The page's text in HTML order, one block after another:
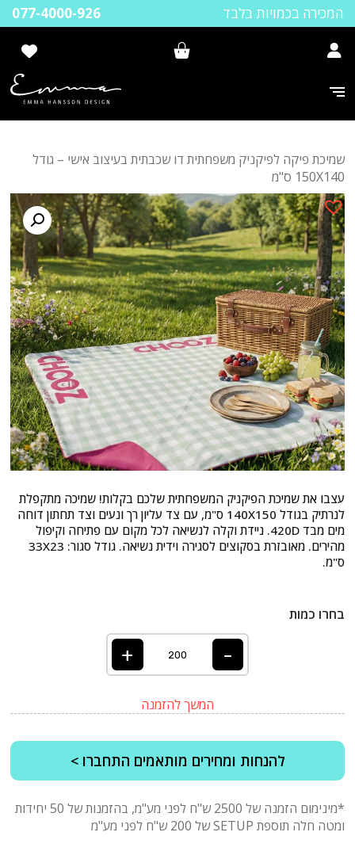
077-4000-926 המכירה בכמויות בלבד
שמיכת פיקה לפיקניק משפחתית דו שכבתית בעיצוב אישי – גודל
150X140 ס"מ
עצבו את שמיכת הפיקניק המשפחתית שלכם בקלות! שמיכה מתקפלת
לנרתיק בגודל 140X150 ס"מ, עם צד עליון רך ונעים וצד תחתון דוחה
מים מבד 420D. ניידת וקלה לנשיאה לכל מקום עם פתיחה וקיפול
מהירים. מאובזרת בסקוצים לסגירה וידית נשיאה. גודל סגור: 33X23
ס"מ.
בחרו כמות
-
+
המשך להזמנה
להנחות ומחירים מותאמים התחברו >
*מינימום הזמנה של 2500 ש"ח לפני מע"מ, בהזמנות של 50 יחידות
ומטה חלה תוספת SETUP של 200 ש"ח לפני מע"מ